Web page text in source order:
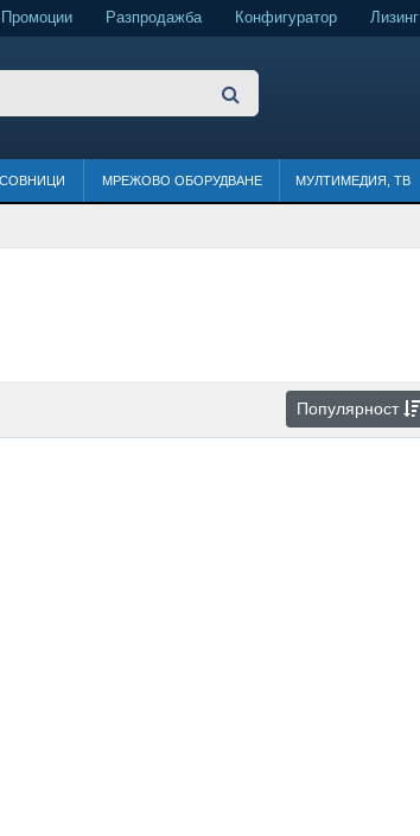
Промоции Разпродажба Конфигуратор Лизинг
МРЕЖОВО ОБОРУДВАНЕ МУЛТИМЕДИЯ, ТВ
Популярност